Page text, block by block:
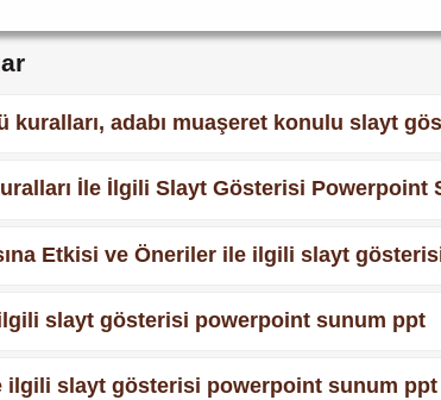
kuralları, adabı muaşeret konulu slayt
İle İlgili Slayt Gösterisi Powerpoint
Etkisi ve Öneriler ile ilgili slayt
slayt gösterisi powerpoint sunum ppt
ilgili slayt gösterisi powerpoint sunum ppt